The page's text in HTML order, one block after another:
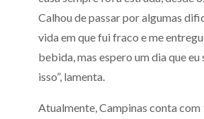
Calhou de passar por algumas
vida em que fui fraco e me
bebida, mas espero um dia que eu
isso”, lamenta.
Atualmente, Campinas conta com